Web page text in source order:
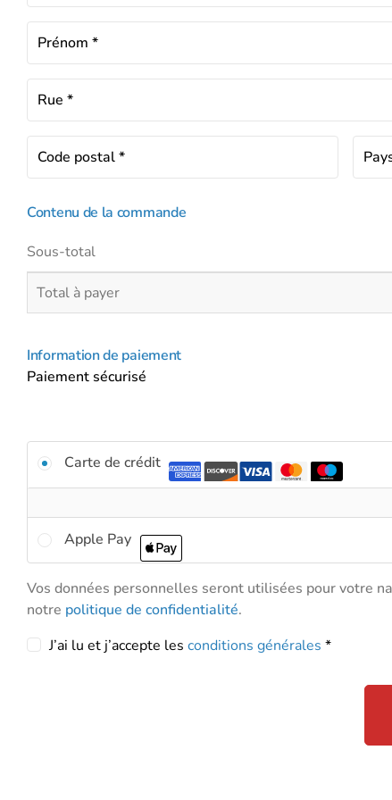
Prénom *
Rue *
Code postal*
Contenu de la commande
Sous-total
Total à payer
Information de paiement
Paiement sécurisé
Carte de crédit
Apple Pay
Vos données personnelles seront utilisées pour votre
notre politique de confidentialité.
J’ai lu et j’accepte les conditions générales *
Se
Identifiant ou e-mail*
Mot de passe
Se
souvenir
de moi
Mot